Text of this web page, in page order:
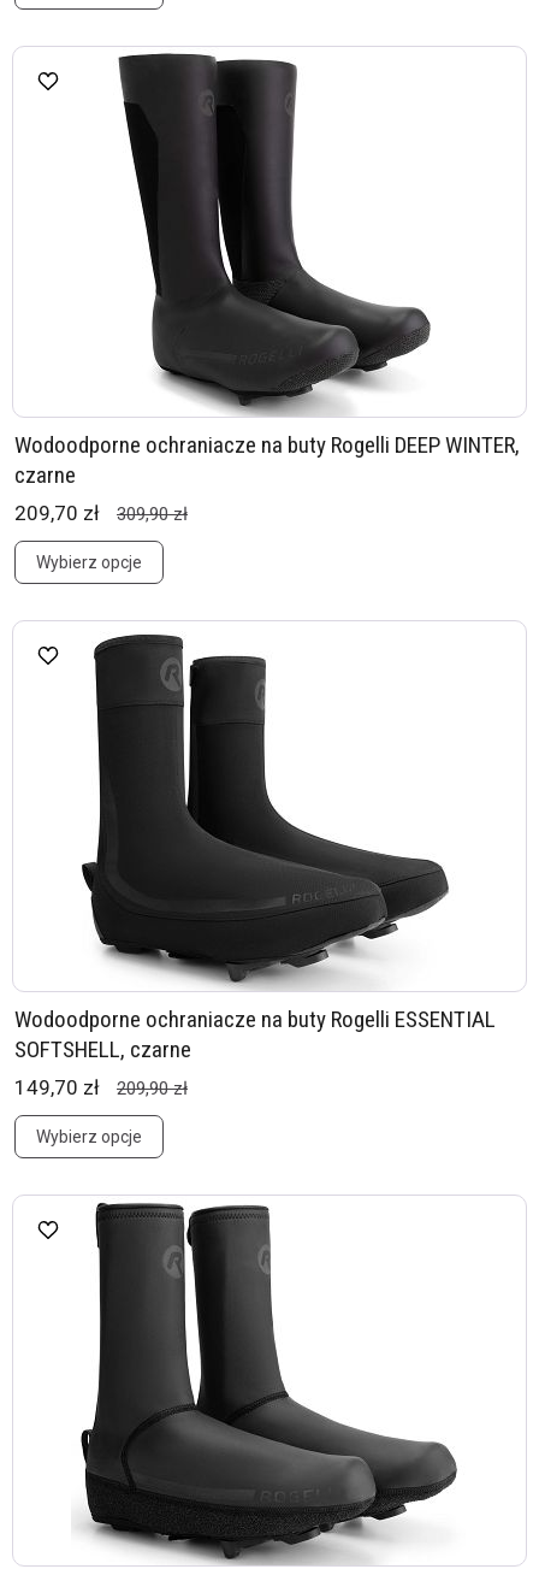
Wodoodporne ochraniacze na buty Rogelli DEEP WINTER,
czarne
209,70 zł 309,90 zł
Wybierz opcje
Wodoodporne ochraniacze na buty Rogelli ESSENTIAL
SOFTSHELL, czarne
149,70 zł 209,90 zł
Wybierz opcje